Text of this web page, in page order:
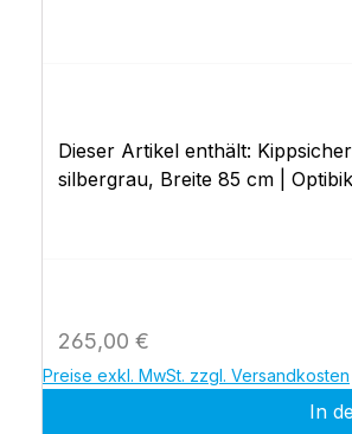
Dieser Artikel enthält:
silbergrau, Breite 85 cm |
Regulärer Preis:
265,00 €
Preise exkl. MwSt. zzgl. Versandkosten
In